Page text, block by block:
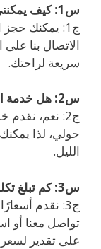
س1: كيف يمكنني حجز تاكسي في حولي؟
ج1: يمكنك حجز
سريعة لراحتك.
س2: هل خدمة التاكسي متاحة خلال الليل في حولي؟
حولي، لذا
الليل.
س3: كم تبلغ تكلفة رحلة التاكسي في حولي؟
ج3: نقدم
تواصل معنا أو
على تقدير